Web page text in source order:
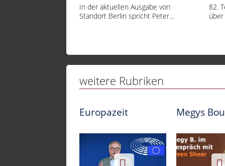
In der aktuellen Ausgabe von
Standort Berlin spricht Peter...
82.
weitere Rubriken
Europazeit Megys